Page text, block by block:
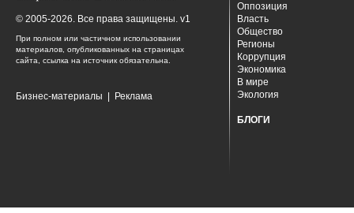
© 2005-2026. Все права защищены. v1
При полном или частичном использовании
материалов, опубликованных на страницах
сайта, ссылка на источник обязательна.
Бизнес-материалы Реклама
Оппозиция
Власть
Общество
Регионы
Коррупция
Экономика
В мире
Экология
БЛОГИ